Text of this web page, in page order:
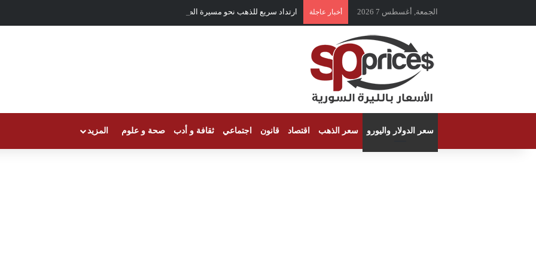
الجمعة, أغسطس 7 2026 أخبار عاجلة ارتداد سريع للذهب نحو مسيرة الصعود
سعر الدولار واليورو سعر الذهب اقتصاد قانون اجتماعي ثقافة و أدب صحة و علوم المزيد